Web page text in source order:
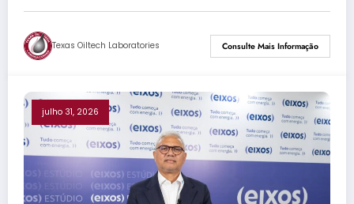
Texas Oiltech Laboratories Consulte Mais Informação
julho 31, 2026